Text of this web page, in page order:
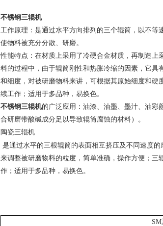
不锈钢三辊机
工作原理：是通过水平方向排列的三个辊筒，以不
使物料被充分分散、研磨。
性能特点：在材质上采用了冷硬合金材质，再制造
料的过程中，由于辊筒刚性和热胀冷缩的因素，它
和细度，对被研磨物料来讲，可根据其原始细度和
续工作；适用于多品种，易换色。
不锈钢三辊机的广泛应用：油漆、油墨、墨汁、油彩
合研磨带酸碱成分足以导致辊筒腐蚀的材料）。
陶瓷三辊机
是通过水平的三根辊筒的表面相互挤压及不同速度
来调整被研磨物料的粒度，简单准确，操作方便；
作；适用于多品种，易换色。